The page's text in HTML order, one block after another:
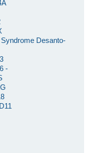
Desanto-
-